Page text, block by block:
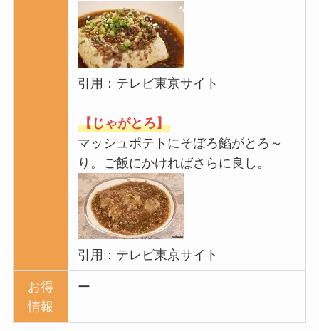
引用：テレビ東京サイト
【じゃがとろ】
マッシュポテトにそぼろ餡がとろ～
り。ご飯にかければさらに良し。
引用：テレビ東京サイト
お得
情報
ー